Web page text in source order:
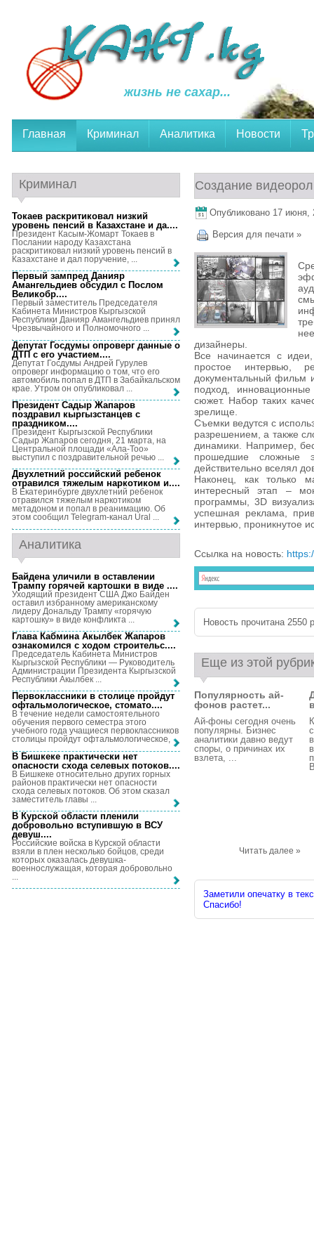
жизнь не сахар...
Главная Криминал Аналитика Новости
Создание
Опубликовано 17 июня,
Версия для печати »
дизайнеры.
Все начинается с
простое интервью,
документальный фильм
подход,
сюжет. Набор таких
зрелище.
Съемки ведутся с
разрешением, а также
динамики. Например,
прошедшие сложные
действительно вселял
Наконец, как только
интересный этап –
программы, 3D
успешная реклама,
интервью, проникнутое
Ссылка на новость:
Новость прочитана 2550
Еще из этой
Популярность ай-
фонов растет...
Ай-фоны сегодня очень
популярны. Бизнес
аналитики давно ведут
споры, о причинах их
взлета, ...
Читать далее »
Заметили опечатку в
Спасибо!
Криминал
Токаев раскритиковал низкий
уровень пенсий в Казахстане и да....
Президент Касым-Жомарт Токаев в
Послании народу Казахстана
раскритиковал низкий уровень пенсий в
Казахстане и дал поручение, ...
Первый зампред Данияр
Амангельдиев обсудил с Послом
Великобр....
Первый заместитель Председателя
Кабинета Министров Кыргызской
Республики Данияр Амангельдиев принял
Чрезвычайного и Полномочного ...
Депутат Госдумы опроверг данные о
ДТП с его участием....
Депутат Госдумы Андрей Гурулев
опроверг информацию о том, что его
автомобиль попал в ДТП в Забайкальском
крае. Утром он опубликовал ...
Президент Садыр Жапаров
поздравил кыргызстанцев с
праздником....
Президент Кыргызской Республики
Садыр Жапаров сегодня, 21 марта, на
Центральной площади «Ала-Тоо»
выступил с поздравительной речью ...
Двухлетний российский ребенок
отравился тяжелым наркотиком и....
В Екатеринбурге двухлетний ребенок
отравился тяжелым наркотиком
метадоном и попал в реанимацию. Об
этом сообщил Telegram-канал Ural ...
Аналитика
Байдена уличили в оставлении
Трампу горячей картошки в виде ....
Уходящий президент США Джо Байден
оставил избранному американскому
лидеру Дональду Трампу «горячую
картошку» в виде конфликта ...
Глава Кабмина Акылбек Жапаров
ознакомился с ходом строительс....
Председатель Кабинета Министров
Кыргызской Республики — Руководитель
Администрации Президента Кыргызской
Республики Акылбек ...
Первоклассники в столице пройдут
офтальмологическое, стомато....
В течение недели самостоятельного
обучения первого семестра этого
учебного года учащиеся первоклассников
столицы пройдут офтальмологическое, ...
В Бишкеке практически нет
опасности схода селевых потоков....
В Бишкеке относительно других горных
районов практически нет опасности
схода селевых потоков. Об этом сказал
заместитель главы ...
В Курской области пленили
добровольно вступившую в ВСУ
девуш....
Российские войска в Курской области
взяли в плен несколько бойцов, среди
которых оказалась девушка-
военнослужащая, которая добровольно
...